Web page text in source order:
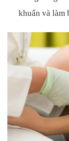
khuẩn và làm